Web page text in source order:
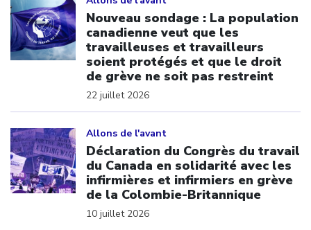
Nouveau sondage : La population
canadienne veut que les
travailleuses et travailleurs
soient protégés et que le droit
de grève ne soit pas restreint
22 juillet 2026
Allons de l'avant
Déclaration du Congrès du travail
du Canada en solidarité avec les
infirmières et infirmiers en grève
de la Colombie-Britannique
10 juillet 2026